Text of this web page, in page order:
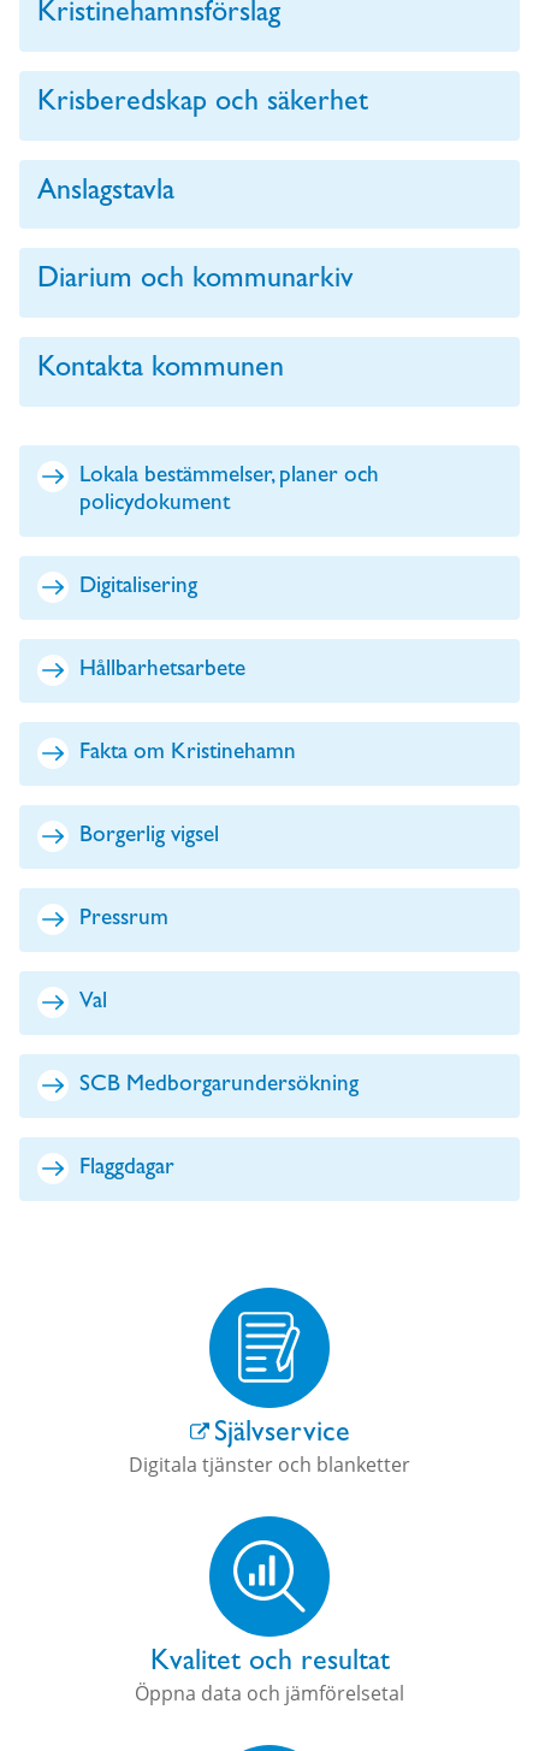
Kristinehamnsförslag
Krisberedskap och säkerhet
Anslagstavla
Diarium och kommunarkiv
Kontakta kommunen
Lokala bestämmelser, planer och
policydokument
Digitalisering
Hållbarhetsarbete
Fakta om Kristinehamn
Borgerlig vigsel
Pressrum
Val
SCB Medborgarundersökning
Flaggdagar
Självservice
Digitala tjänster och blanketter
Kvalitet och resultat
Öppna data och jämförelsetal